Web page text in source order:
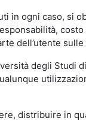
in ogni caso, si
dell’utente
degli
distribuire in